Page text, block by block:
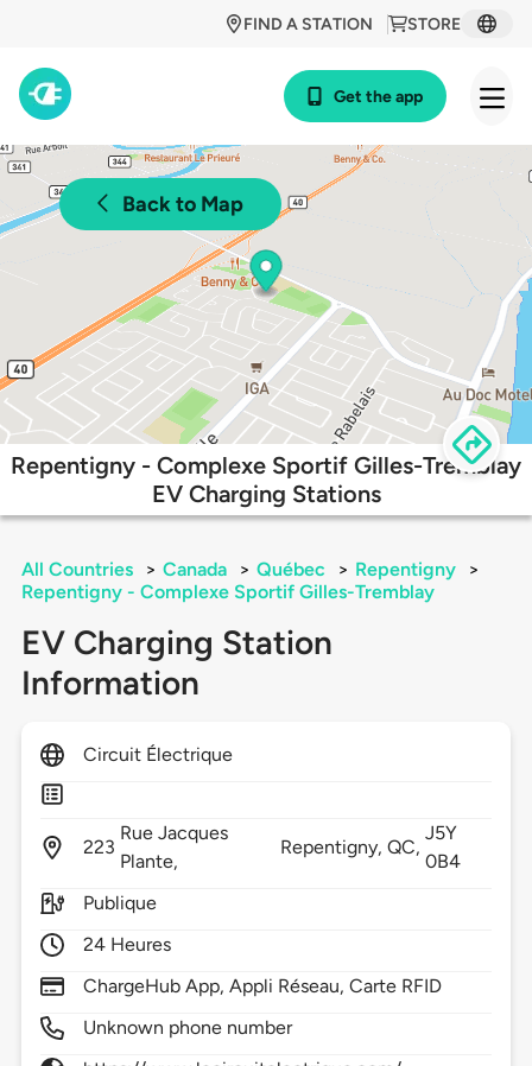
STORE
FIND A STATION
Get the app
Back to Map
Repentigny - Complexe Sportif Gilles-Tremblay
EV Charging Stations
All Countries > Canada > Québec > Repentigny
>
Repentigny - Complexe Sportif Gilles-Tremblay
EV Charging Station
Information
Circuit Électrique
223
Rue Jacques
Plante,
Repentigny,QC,
J5Y
0B4
Publique
24 Heures
ChargeHub App, Appli Réseau, Carte RFID
Unknown phone number